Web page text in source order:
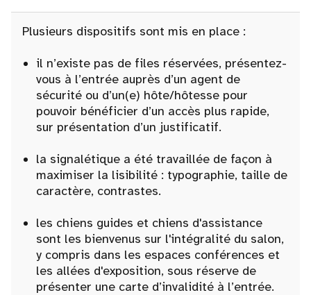
Plusieurs dispositifs sont mis en place :
il n’existe pas de files réservées, présentez-
vous à l’entrée auprès d’un agent de
sécurité ou d’un(e) hôte/hôtesse pour
pouvoir bénéficier d’un accès plus rapide,
sur présentation d’un justificatif.
la signalétique a été travaillée de façon à
maximiser la lisibilité : typographie, taille de
caractère, contrastes.
les chiens guides et chiens d'assistance
sont les bienvenus sur l'intégralité du salon,
y compris dans les espaces conférences et
les allées d'exposition, sous réserve de
présenter une carte d’invalidité à l’entrée.